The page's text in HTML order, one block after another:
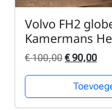
Volvo FH2
Kamermans
€100,00 €90,00